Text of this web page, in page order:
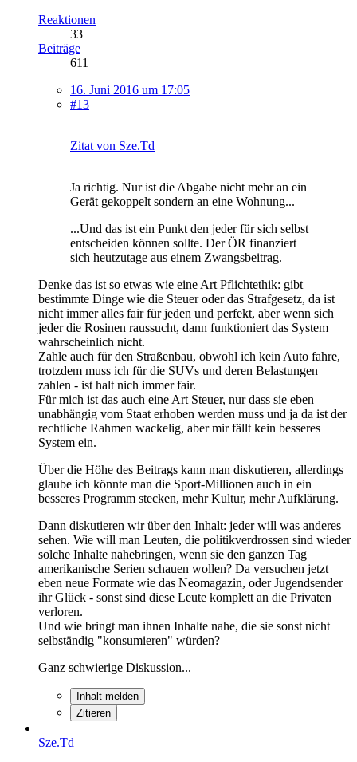
Reaktionen
33
Beiträge
611
16. Juni 2016 um 17:05
#13
Zitat von Sze.Td
Ja richtig. Nur ist die Abgabe nicht mehr an ein
Gerät gekoppelt sondern an eine Wohnung...
...Und das ist ein Punkt den jeder für sich selbst
entscheiden können sollte. Der ÖR finanziert
sich heutzutage aus einem Zwangsbeitrag.
Denke das ist so etwas wie eine Art Pflichtethik: gibt
bestimmte Dinge wie die Steuer oder das Strafgesetz, da ist
nicht immer alles fair für jeden und perfekt, aber wenn sich
jeder die Rosinen raussucht, dann funktioniert das System
wahrscheinlich nicht.
Zahle auch für den Straßenbau, obwohl ich kein Auto fahre,
trotzdem muss ich für die SUVs und deren Belastungen
zahlen - ist halt nich immer fair.
Für mich ist das auch eine Art Steuer, nur dass sie eben
unabhängig vom Staat erhoben werden muss und ja da ist der
rechtliche Rahmen wackelig, aber mir fällt kein besseres
System ein.
Über die Höhe des Beitrags kann man diskutieren, allerdings
glaube ich könnte man die Sport-Millionen auch in ein
besseres Programm stecken, mehr Kultur, mehr Aufklärung.
Dann diskutieren wir über den Inhalt: jeder will was anderes
sehen. Wie will man Leuten, die politikverdrossen sind wieder
solche Inhalte nahebringen, wenn sie den ganzen Tag
amerikanische Serien schauen wollen? Da versuchen jetzt
eben neue Formate wie das Neomagazin, oder Jugendsender
ihr Glück - sonst sind diese Leute komplett an die Privaten
verloren.
Und wie bringt man ihnen Inhalte nahe, die sie sonst nicht
selbständig "konsumieren" würden?
Ganz schwierige Diskussion...
Inhalt melden
Zitieren
Sze.Td